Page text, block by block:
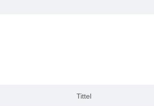
Tittel